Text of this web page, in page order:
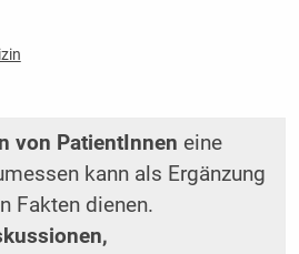
von PatientInnen eine
kann als Ergänzung
Fakten dienen.